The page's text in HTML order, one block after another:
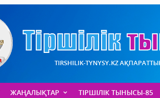
TIRSHILIK-TYNYSY.KZ
ЖАҢАЛЫҚТАР ТІРШІЛІК ТЫНЫСЫ-85